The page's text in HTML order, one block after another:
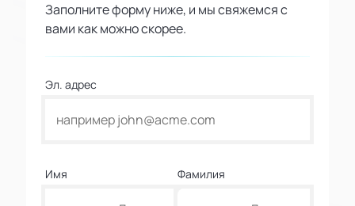
Заполните форму ниже, и мы свяжемся с
вами как можно скорее.
Эл. адрес
Имя Фамилия